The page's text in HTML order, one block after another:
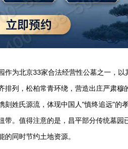
作为北京33家合法经营性公墓之一，
列，松柏常青环绕，营造出庄严肃穆
姓氏源流，体现中国人"慎终追远"的
。值得注意的是，昌平部分传统墓园
同时节约土地资源。